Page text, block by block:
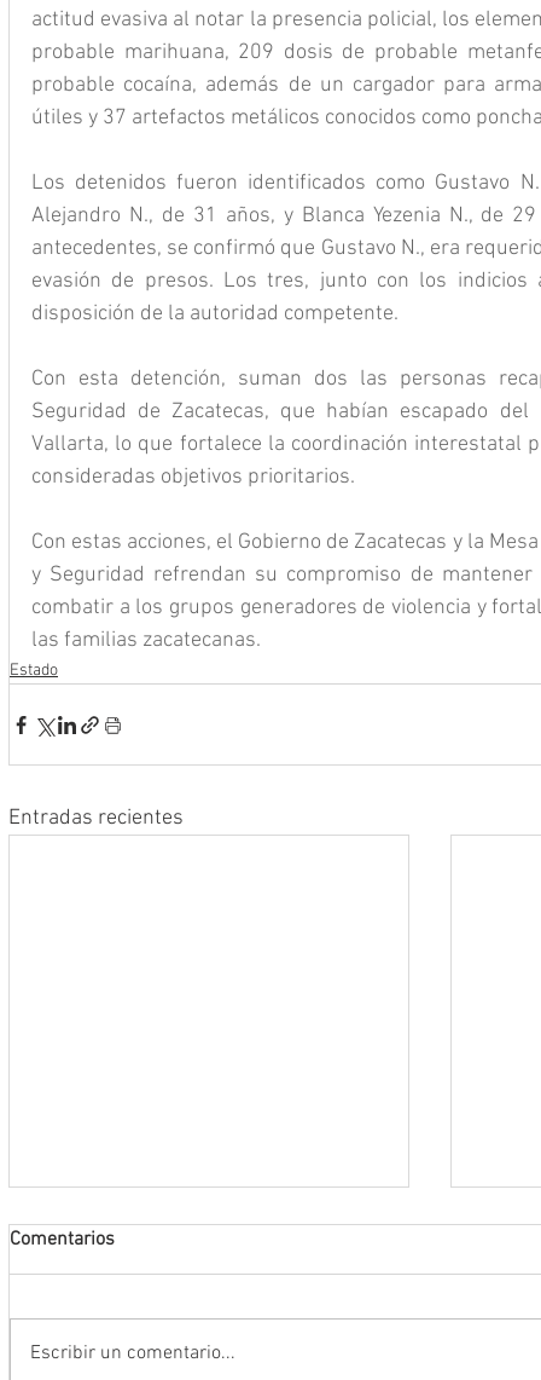
actitud evasiva al notar la presencia policial, los
probable marihuana, 209 dosis de probable
probable cocaína, además de un cargador para
útiles y 37 artefactos metálicos conocidos como
Los detenidos fueron identificados como Gustavo
Alejandro N., de 31 años, y Blanca Yezenia N., de
antecedentes, se confirmó que Gustavo N., era
evasión de presos. Los tres, junto con los indicios
disposición de la autoridad competente.
Con esta detención, suman dos las personas
Seguridad de Zacatecas, que habían escapado
Vallarta, lo que fortalece la coordinación interestatal
consideradas objetivos prioritarios.
Con estas acciones, el Gobierno de Zacatecas y la
y Seguridad refrendan su compromiso de
combatir a los grupos generadores de violencia y
las familias zacatecanas.
Estado
Entradas recientes
Comentarios
Escribir un comentario...